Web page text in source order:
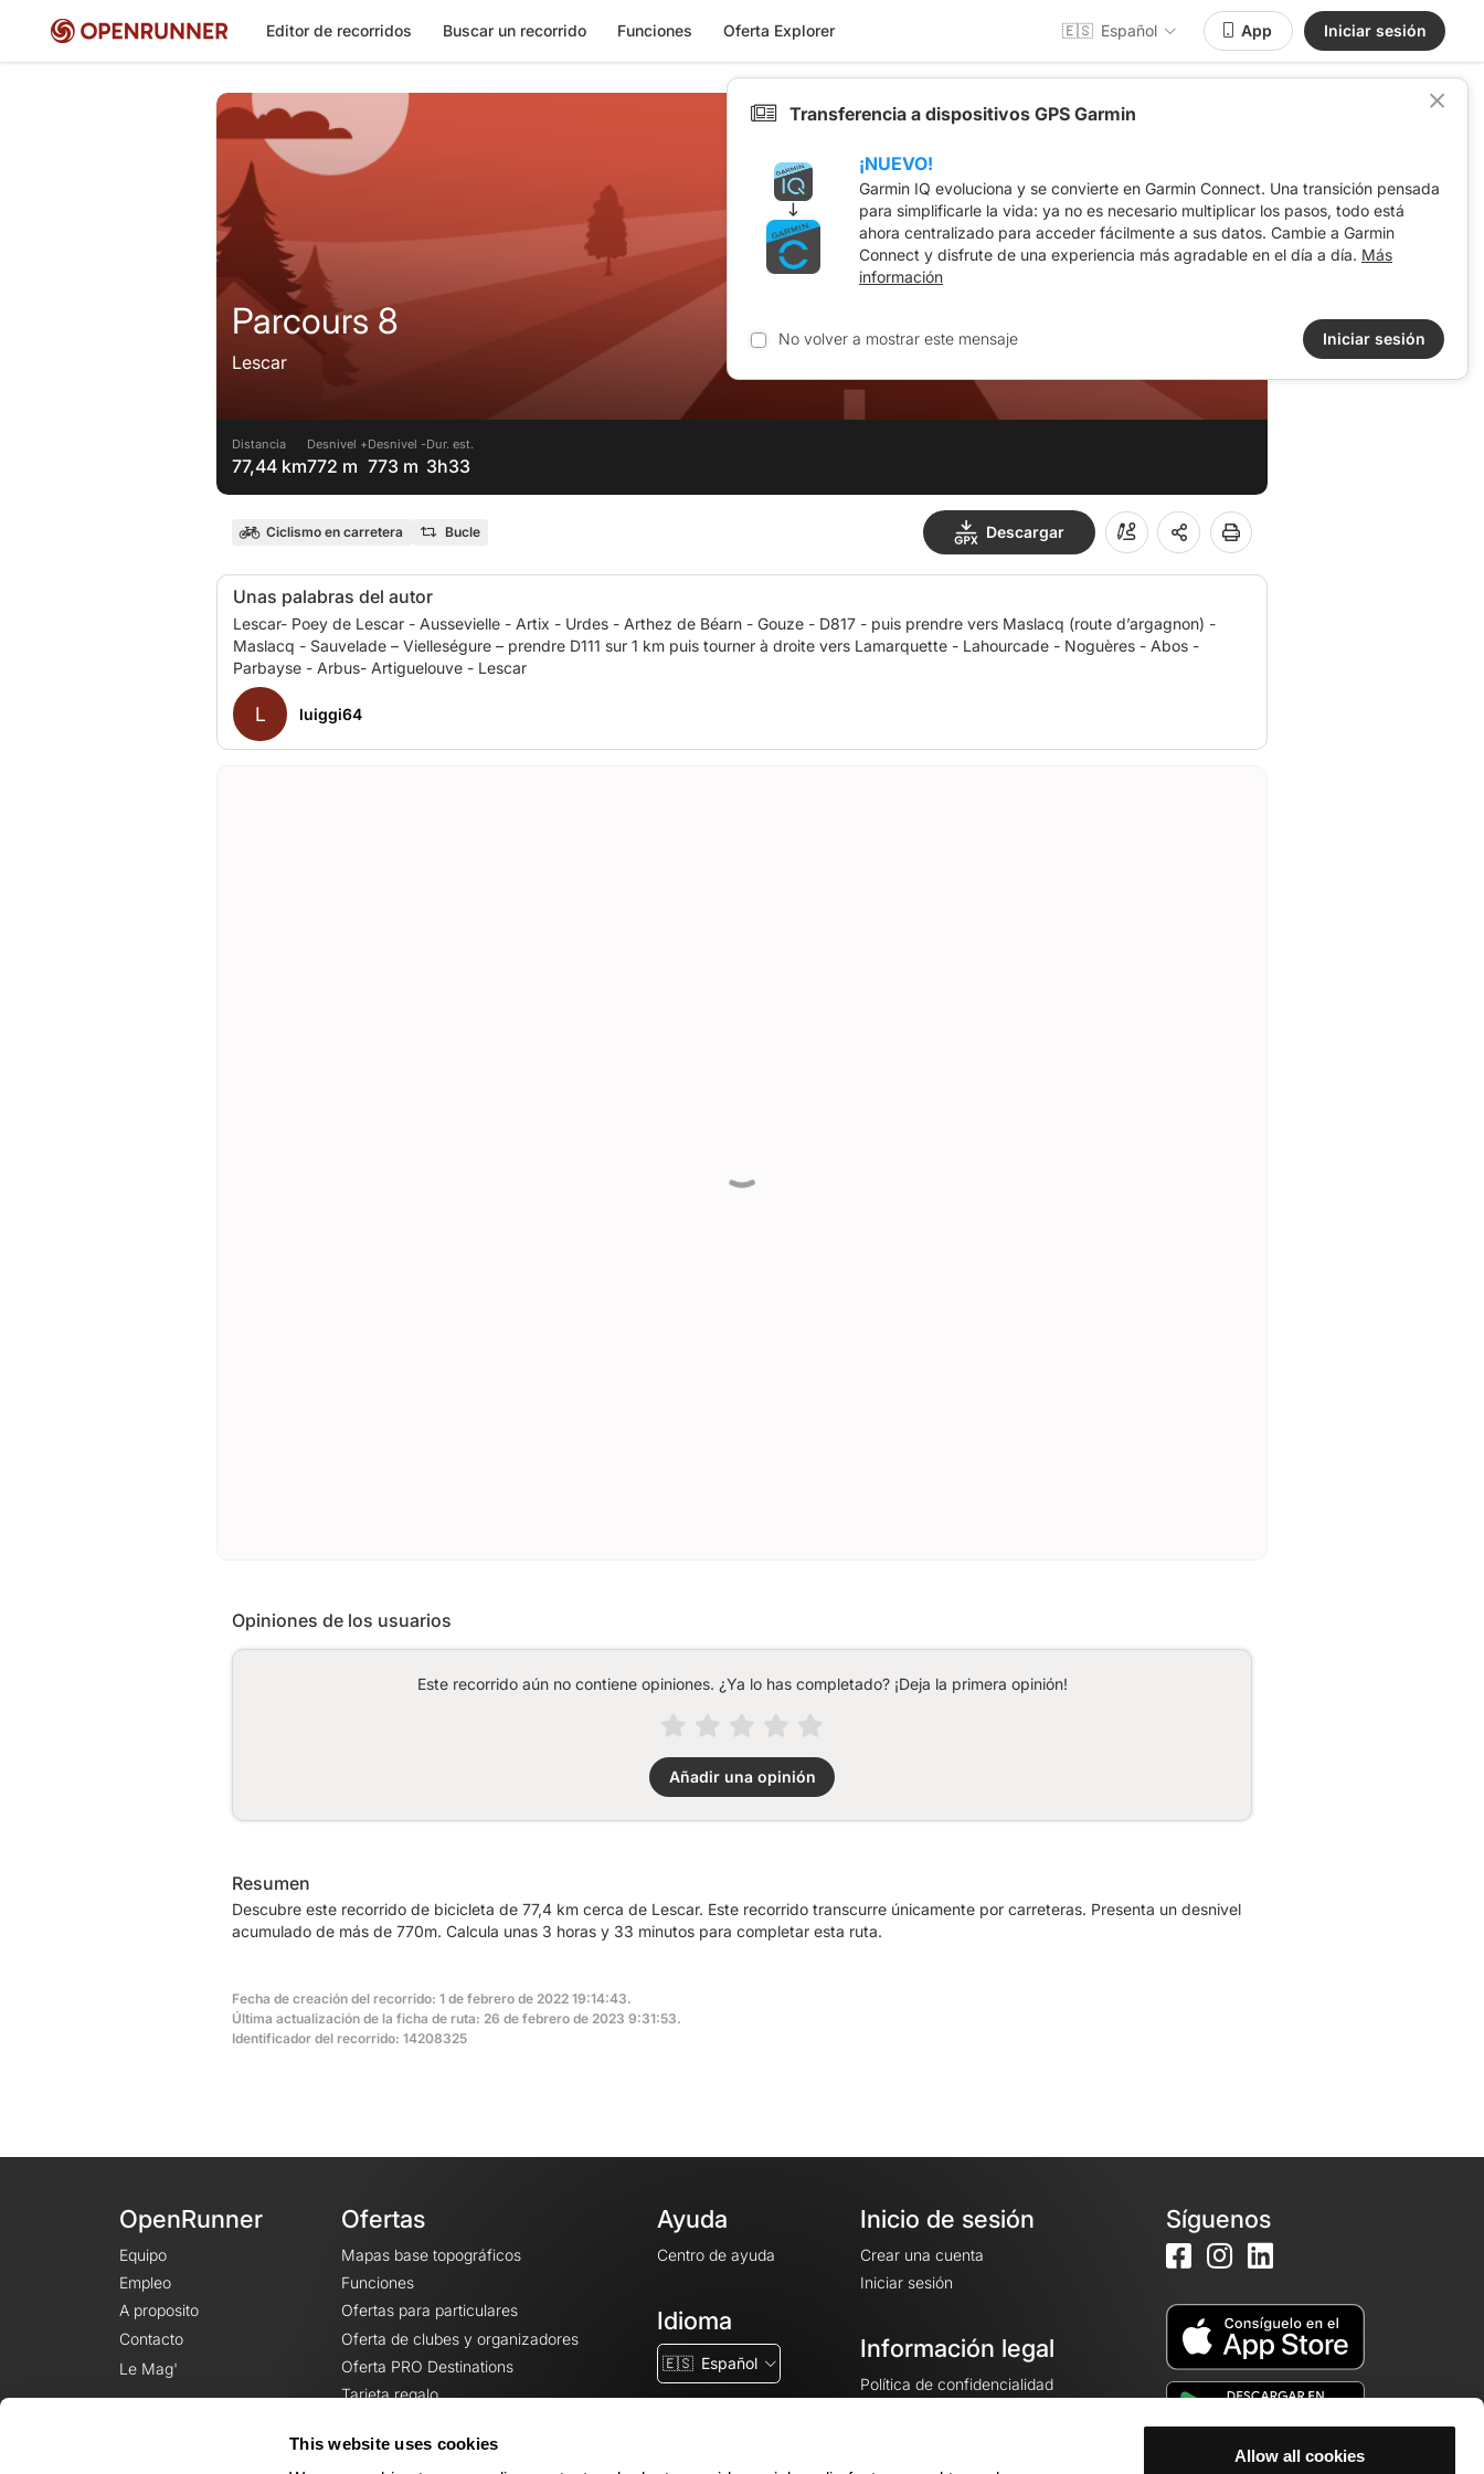
This website uses cookies
Allow all cookies
Editor de recorridos Buscar un recorrido Funciones Oferta Explorer 🇪🇸 Español App Iniciar sesión
Parcours 8
Lescar
Distancia
77,44 km
Desnivel +
772 m
Desnivel -
773 m
Dur. est.
3h33
Ciclismo en carretera Bucle Descargar
Unas palabras del autor
Lescar- Poey de Lescar - Aussevielle - Artix - Urdes - Arthez de Béarn - Gouze - D817 - puis prendre vers Maslacq (route d’argagnon) -
Maslacq - Sauvelade – Vielleségure – prendre D111 sur 1 km puis tourner à droite vers Lamarquette - Lahourcade - Noguères - Abos -
L luiggi64
Opiniones de los usuarios
Este recorrido aún no contiene opiniones. ¿Ya lo has completado? ¡Deja la primera opinión!
Añadir una opinión
Resumen
Descubre este recorrido de bicicleta de 77,4 km cerca de Lescar. Este recorrido transcurre únicamente por carreteras. Presenta un desnivel
acumulado de más de 770m. Calcula unas 3 horas y 33 minutos para completar esta ruta.
Fecha de creación del recorrido: 1 de febrero de 2022 19:14:43.
Última actualización de la ficha de ruta: 26 de febrero de 2023 9:31:53.
Identificador del recorrido: 14208325
OpenRunner
Equipo
Empleo
A proposito
Contacto
Le Mag'
Ofertas
Mapas base topográficos
Funciones
Ofertas para particulares
Oferta de clubes y organizadores
Oferta PRO Destinations
Tarjeta regalo
Ayuda
Centro de ayuda
Idioma
🇪🇸 Español
Inicio de sesión
Crear una cuenta
Iniciar sesión
Información legal
Política de confidencialidad
Avisos legales
Síguenos
Transferencia a dispositivos GPS Garmin
¡NUEVO!
Garmin IQ evoluciona y se convierte en Garmin Connect. Una transición pensada
para simplificarle la vida: ya no es necesario multiplicar los pasos, todo está
ahora centralizado para acceder fácilmente a sus datos. Cambie a Garmin
Connect y disfrute de una experiencia más agradable en el día a día. Más
información
No volver a mostrar este mensaje Iniciar sesión